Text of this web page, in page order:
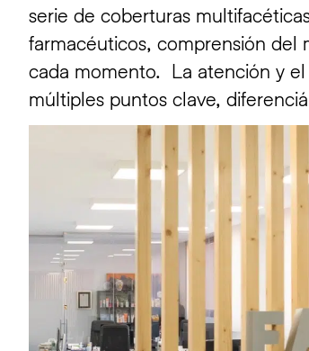
serie de coberturas
farmacéuticos, comprensión del
cada momento. La atención y
múltiples puntos clave,